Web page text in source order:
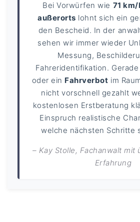
Bei Vorwürfen wie 71
außerorts lohnt sich ein
den Bescheid. In der
sehen wir immer wieder
Messung,
Fahreridentifikation.
oder ein Fahrverbot im
nicht vorschnell gezahlt
kostenlosen Erstberatung
Einspruch realistische
welche nächsten Schritte
– Kay Stolle, Fachanwalt mit
Erfahrung